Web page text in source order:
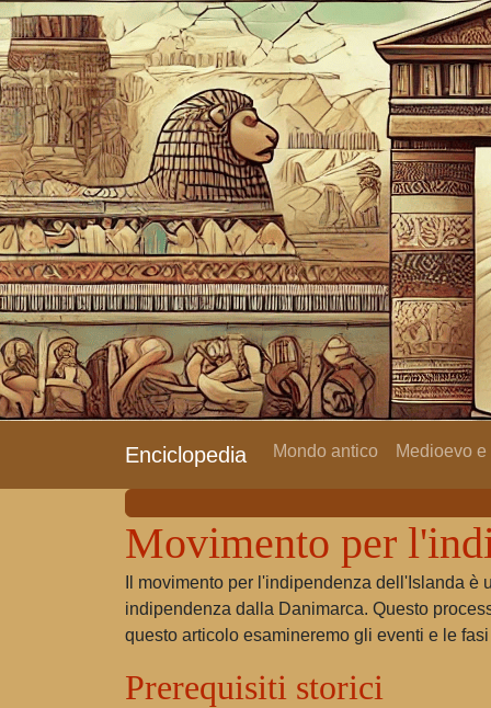
Enciclopedia Mondo antico Medioevo
Movimento per
Il movimento per l'indipendenza dell'Islanda
indipendenza dalla Danimarca. Questo
questo articolo esamineremo gli eventi e le
Prerequisiti storici